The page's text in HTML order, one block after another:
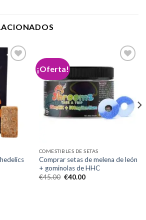
Add to
¡Oferta!
wishlist
COMESTIBLES DE SETAS
Comprar setas de melena de león
+ gominolas de HHC
€45.00 El
€40.00El